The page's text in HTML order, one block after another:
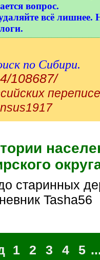
вопрос.
всё лишнее.
по Сибири.
108687/
до старинных
Tasha56
1 2 3 4 5